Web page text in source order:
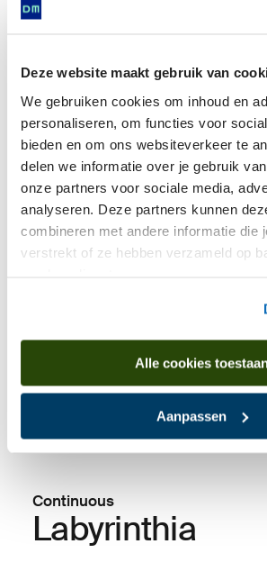
Deze website maakt gebruik van
We gebruiken cookies om inhoud en
personaliseren, om functies voor
bieden en om ons websiteverkeer te
delen we informatie over je gebruik
onze partners voor sociale media,
analyseren. Deze partners kunnen
combineren met andere informatie die
verstrekt of ze hebben verzameld op
Alle cookies
Aanpassen
Golden ring with filigree
Is found in
Now
Continuous
Labyrinthia